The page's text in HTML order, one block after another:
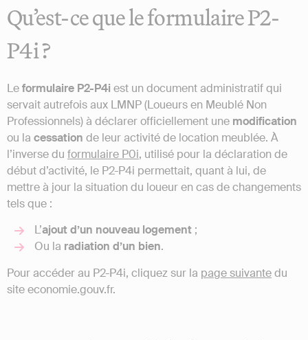
Qu’est-ce que le formulaire P2-
P4i ?
Leformulaire P2-P4i est un document administratif qui
servait autrefois aux LMNP (Loueurs en Meublé Non
Professionnels) à déclarer officiellement une modification
ou la cessation de leur activité de location meublée. À
l’inverse du formulaire P0i, utilisé pour la déclaration de
début d’activité, le P2-P4i permettait, quant à lui, de
mettre à jour la situation du loueur en cas de changements
tels que :
L’ajout d’un nouveau logement ;
Ou la radiation d’un bien.
Pour accéder au P2-P4i, cliquez sur la page suivantedu
site economie.gouv.fr.